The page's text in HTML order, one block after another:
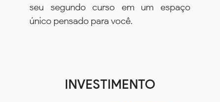
seu segundo curso em um espaço
único pensado para você.
INVESTIMENTO